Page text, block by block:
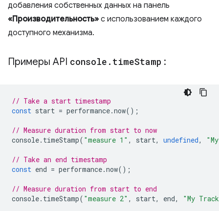
добавления собственных данных на панель
«Производительность» с использованием каждого
доступного механизма.
Примеры API console . timeStamp :
// Take a start timestamp
const start = performance.now();
// Measure duration from start to now
console. timeStamp( "measure 1" , start, undefined,
// Take an end timestamp
const end = performance.now();
// Measure duration from start to end
console. timeStamp( "measure 2" , start, end, "My